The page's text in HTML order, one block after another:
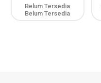
Belum Tersedia
Belum Tersedia